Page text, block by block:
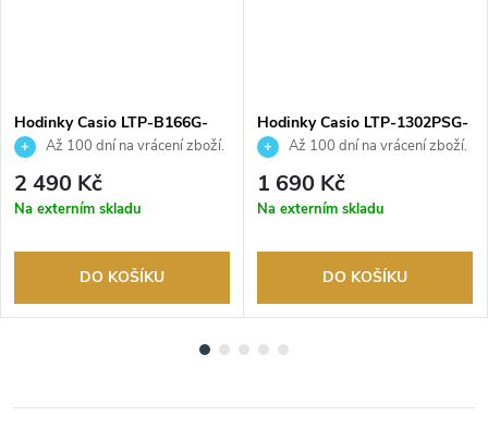
Hodinky Casio LTP-B166G-
9AVEFAž 100 dní na vrácení zboží.
Autorizovaný prodejce.
2 490 Kč
Na externím skladu
DO KOŠÍKU
Hodinky Casio LTP-1302PSG-
7AVEGAž 100 dní na vrácení zboží.
Autorizovaný prodejce.
1 690 Kč
Na externím skladu
DO KOŠÍKU